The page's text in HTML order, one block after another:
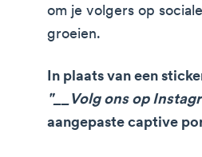
om je volgers op
groeien.
In plaats van een
"__Volg ons op
aangepaste captive